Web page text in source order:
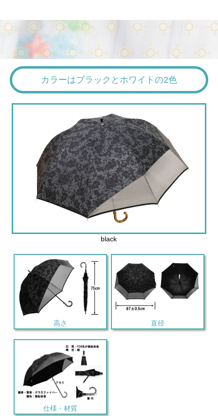
カラーはブラックとホワイトの2色
black
高さ 直径
仕様・材質